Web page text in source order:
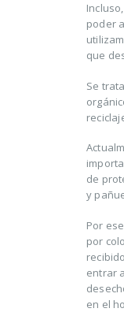
poder
que
Se
de
y
Por
por
entrar
en el